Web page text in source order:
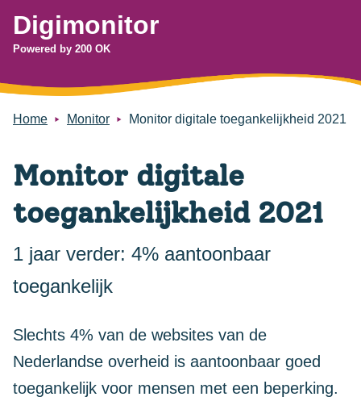
Digimonitor
Powered by 200 OK
Home Monitor Monitor digitale toegankelijkheid 2021
Monitor digitale
toegankelijkheid 2021
1 jaar verder: 4% aantoonbaar
toegankelijk
Slechts 4% van de websites van de
Nederlandse overheid is aantoonbaar goed
toegankelijk voor mensen met een beperking.